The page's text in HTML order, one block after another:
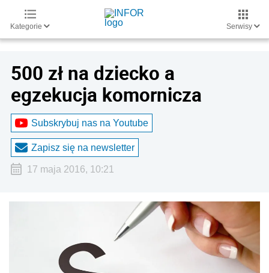
Kategorie Serwisy
500 zł na dziecko a
egzekucja komornicza
Subskrybuj nas na Youtube
Zapisz się na newsletter
17 maja 2016, 10:21